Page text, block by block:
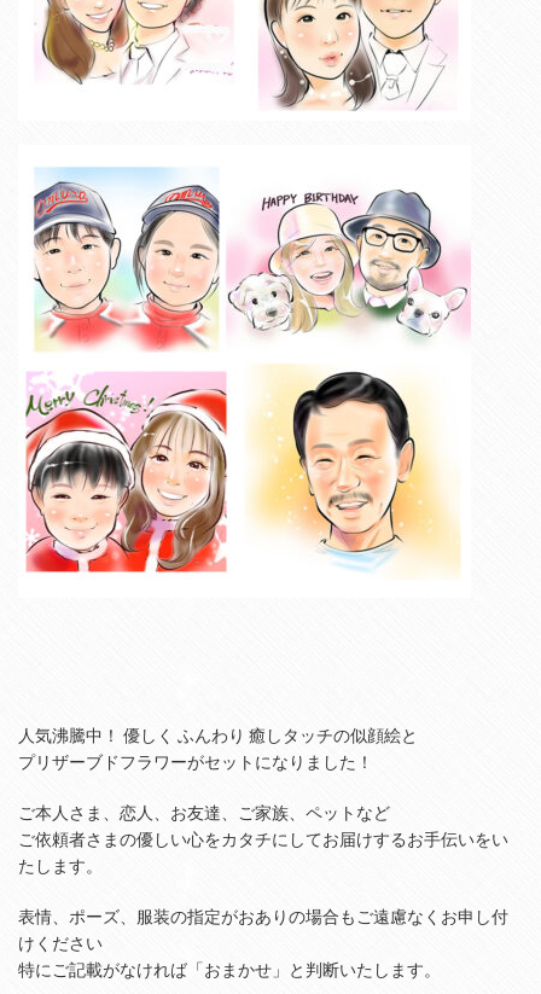
人気沸騰中！ 優しく ふんわり 癒しタッチの似顔絵と
プリザーブドフラワーがセットになりました！
ご本人さま、恋人、お友達、ご家族、ペットなど
ご依頼者さまの優しい心をカタチにしてお届けするお手伝いをい
たします。
表情、ポーズ、服装の指定がおありの場合もご遠慮なくお申し付
けください
特にご記載がなければ「おまかせ」と判断いたします。